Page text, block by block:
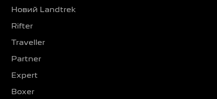
Новий Landtrek
Rifter
Traveller
Partner
Expert
Boxer